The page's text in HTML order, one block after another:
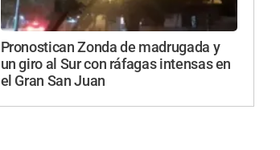
Pronostican Zonda de madrugada y
un giro al Sur con ráfagas intensas en
el Gran San Juan